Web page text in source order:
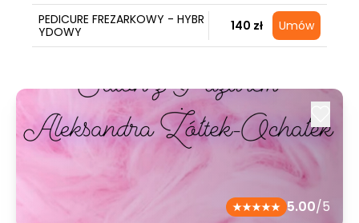
PEDICURE FREZARKOWY - HYBR
YDOWY
140 zł Umów
5.00/5